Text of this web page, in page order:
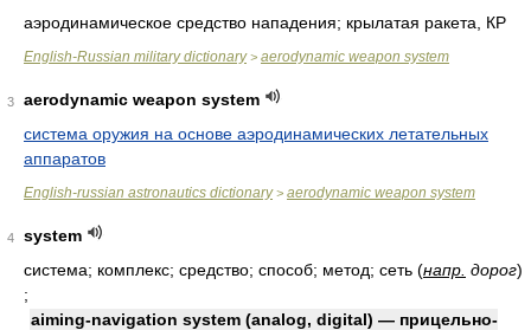
аэродинамическое средство нападения; крылатая ракета, КР
English-Russian military dictionary> aerodynamic weapon system
3
aerodynamic weapon system
система оружия на основе аэродинамических летательных
аппаратов
English-russian astronautics dictionary> aerodynamic weapon system
4
system
система; комплекс; средство; способ; метод; сеть (напр. дорог)
;
aiming-navigation system (analog, digital) — прицельно-